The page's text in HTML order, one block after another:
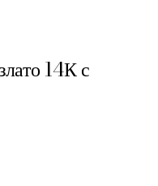
14К с